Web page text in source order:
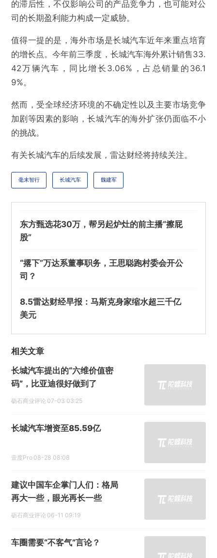
的滞后性，不仅影响公司的产品竞争力，也可能对公
司的长期盈利能力构成一定威胁。
值得一提的是，海外市场是长城汽车近年来重点培育
的增长点。今年前三季度，长城汽车海外累计销售33.
42万辆汽车，同比增长3.06%，占总销量的36.1
9%。
然而，受全球经济环境的不确定性以及主要市场竞争
加剧等因素的影响，长城汽车的海外扩张仍面临不小
的挑战。
有关长城汽车的后续发展，雷达财经将持续关注。
毫末智行 长城汽车 魏建军
东方甄选花30万，帮另起炉灶的前主播“擦屁
股”
“撂下”万达系董事职务，王思聪跑村委会开公
司？
8.5雷达财经早报：马斯克身家缩水超三千亿
美元
相关文章
长城汽车提出的“六维价值密
码”，比亚迪很好做到了
砺石商业评论 07-03 03:25
长城汽车增资至85.59亿
壹度Pro 08-28 08:08
建议中国车企掌门人们：格局
再大一些，眼光再长一些
砺石商业评论 06-11 09:19
车圈需要“不客气”言论？